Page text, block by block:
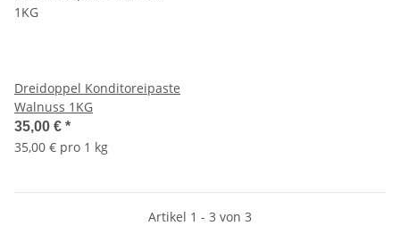
Dreidoppel Konditoreipaste
Walnuss 1KG
35,00 € *
35,00 € pro 1 kg
Artikel 1 - 3 von 3